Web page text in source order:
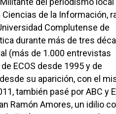
de la Información,
Complutense de
durante más de tres
(más de 1.000 entrevistas
ECOS desde 1995 y de
su aparición, con el
también pasé por ABC y
Ramón Amores, un idilio
Medio Ambiente
Planeta Rural
Especiales
Política
Galerías